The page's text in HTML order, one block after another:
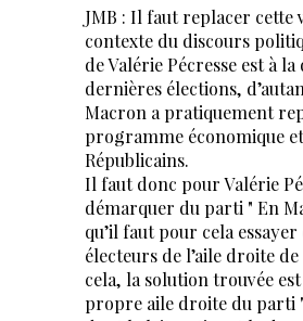
JMB : Il faut replacer cette
contexte du discours
de Valérie Pécresse est à
dernières élections,
Macron a pratiquement
programme économique
Républicains.
Il faut donc pour Valérie
démarquer du parti " En
qu’il faut pour cela
électeurs de l’aile droite
cela, la solution trouvée
propre aile droite du parti "